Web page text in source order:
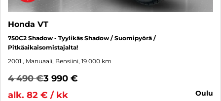
Honda VT
750C2 Shadow - Tyylikäs Shadow / Suomipyörä /
Pitkäaikaisomistajalta!
2001 , Manuaali, Bensiini, 19 000 km
4 490 €3 990 €
alk. 82 € / kk
oulu